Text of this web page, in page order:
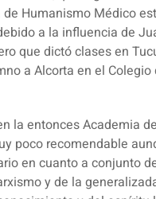
Humanismo Médico
a la influencia de
que dictó clases en
a Alcorta en el
la entonces Academia
poco recomendable
en cuanto a conjunto
y de la